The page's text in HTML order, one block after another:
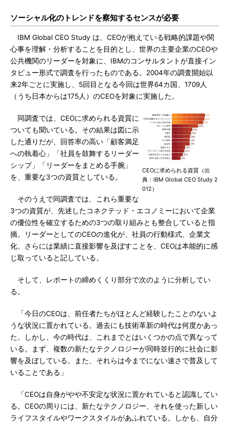
ソーシャル化のトレンドを察知するセンスが必要
IBM Global CEO Study は、CEOが抱えている戦略的課題や関
心事を理解・分析することを目的とし、世界の主要企業のCEOや
公共機関のリーダーを対象に、IBMのコンサルタントが直接イン
タビュー形式で調査を行ったものである。2004年の調査開始以
来2年ごとに実施し、5回目となる今回は世界64カ国、1709人
（うち日本からは175人）のCEOを対象に実施した。
CEOに求められる資質（出
典：IBM Global CEO Study 2
012）
同調査では、CEOに求められる資質に
ついても聞いている。その結果は図に示
した通りだが、回答率の高い「顧客満足
への執着心」「社員を鼓舞するリーダー
シップ」「リーダーをまとめる手腕」
を、重要な3つの資質としている。
そのうえで同調査では、これら重要な
3つの資質が、先述したコネクテッド・エコノミーにおいて企業
の優位性を確立するための3つの取り組みとも整合していると指
摘。リーダーとしてのCEOの進化が、社員の行動様式、企業文
化、さらには業績に直接影響を及ぼすことを、CEOは本能的に感
じ取っていると記している。
そして、レポートの締めくくり部分で次のように分析してい
る。
「今日のCEOは、前任者たちがほとんど経験したことのないよ
うな状況に置かれている。過去にも技術革新の時代は何度かあっ
た。しかし、今の時代は、これまでとはいくつかの点で異なって
いる。まず、複数の新たなテクノロジーが同時並行的に社会に影
響を及ぼしている。また、それらは今までにない速さで普及して
いることである」
「CEOは自身がやや不安定な状況に置かれていると認識してい
る。CEOの周りには、新たなテクノロジー、それを使った新しい
ライフスタイルやワークスタイルがあふれている。しかも、自分